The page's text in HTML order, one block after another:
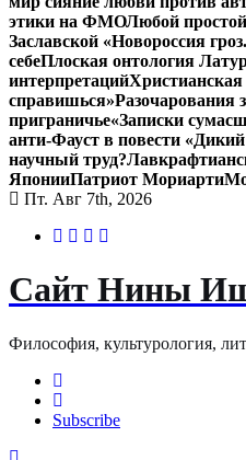
этики на ФМОЛюбой
Заславской «Новороссия
себеПлоская онтология
интерпретаций
справишься»Разочарования
приграничье«Записки
анти-Фауст в повести
научный труд?
ЯпонииПатриот Мориарти
Пт. Авг 7th, 2026
Сайт Нины
Философия, культурология,
Subscribe